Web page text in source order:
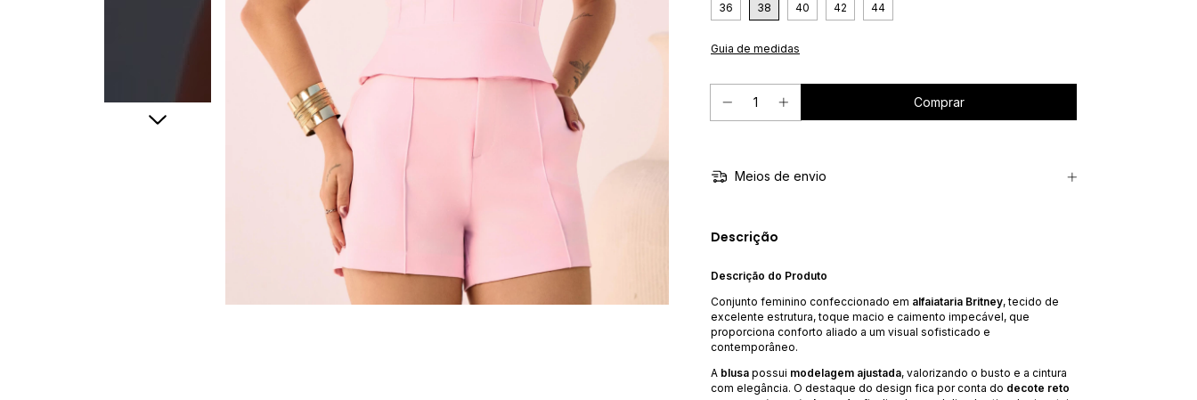
36 38 40 42 44
Guia de medidas
Meios de envio
Descrição
Descrição do Produto
Conjunto feminino confeccionado em alfaiataria Britney, tecido de
excelente estrutura, toque macio e caimento impecável, que
proporciona conforto aliado a um visual sofisticado e
contemporâneo.
A blusa possui modelagem ajustada, valorizando o busto e a cintura
com elegância. O destaque do design fica por conta do decote reto